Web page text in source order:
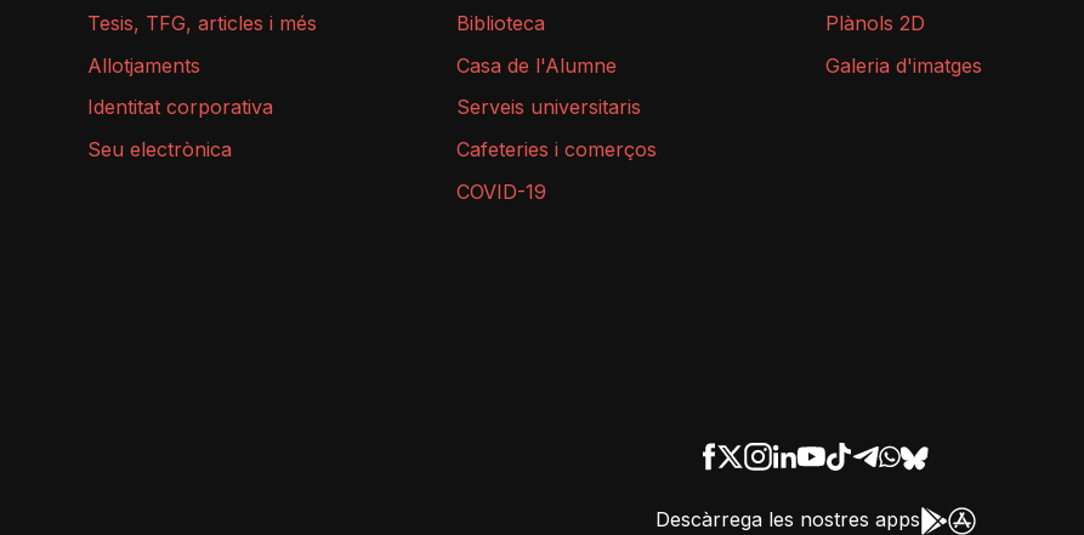
Tesis, TFG, articles i més
Allotjaments
Identitat corporativa
Seu electrònica
Biblioteca
Casa de l'Alumne
Serveis universitaris
Cafeteries i comerços
COVID-19
Plànols 2D
Galeria d'imatges
Descàrrega les nostres apps